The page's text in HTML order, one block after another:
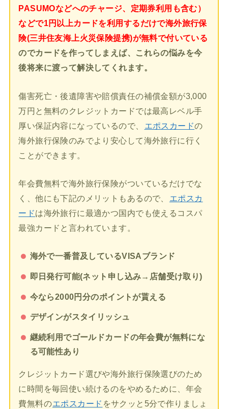
PASUMOなどへのチャージ、定期券利用も含む）
などで1円以上カードを利用するだけで海外旅行保
険(三井住友海上火災保険提携)が無料で付いている
のでカードを作ってしまえば、これらの悩みを今
後将来に渡って解決してくれます。
傷害死亡・後遺障害や賠償責任の補償金額が3,000
万円と無料のクレジットカードでは最高レベル手
厚い保証内容になっているので、
エポスカードの
海外旅行保険のみでより安心して海外旅行に行く
ことができます。
年会費無料で海外旅行保険がついているだけでな
く、他にも下記のメリットもあるので、
エポスカ
ードは海外旅行に最適かつ国内でも使えるコスパ
最強カードと言われています。
海外で一番普及しているVISAブランド
即日発行可能(ネット申し込み→店舗受け取り)
今なら2000円分のポイントが貰える
デザインがスタイリッシュ
継続利用でゴールドカードの年会費が無料にな
る可能性あり
クレジットカード選びや海外旅行保険選びのため
に時間を毎回使い続けるのをやめるために、年会
費無料のエポスカード をサクッと5分で作りましょ